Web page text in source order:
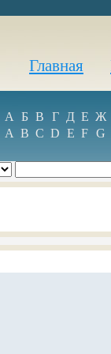
Главная
А Б В Г Д Е Ж
A B C D E F G